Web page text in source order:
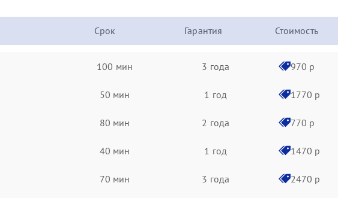
Срок Гарантия Стоимость
100 мин 3 года 970 р
50 мин 1 год 1770 р
80 мин 2 года 770 р
40 мин 1 год 1470 р
70 мин 3 года 2470 р